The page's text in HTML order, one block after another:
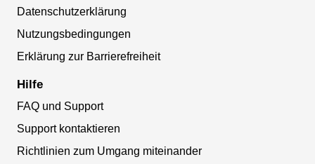
Datenschutzerklärung
Nutzungsbedingungen
Erklärung zur Barrierefreiheit
Hilfe
FAQ und Support
Support kontaktieren
Richtlinien zum Umgang miteinander